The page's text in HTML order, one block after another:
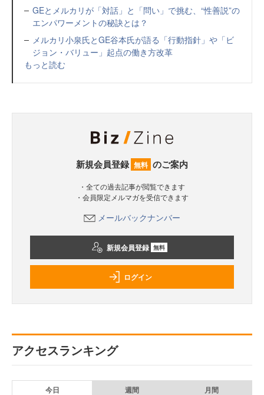
GEとメルカリが「対話」と「問い」で挑む、“性善説”の
エンパワーメントの秘訣とは？
メルカリ小泉氏とGE谷本氏が語る「行動指針」や「ビ
ジョン・バリュー」起点の働き方改革
もっと読む
新規会員登録 無料 のご案内
・全ての過去記事が閲覧できます
・会員限定メルマガを受信できます
メールバックナンバー
新規会員登録 無料
ログイン
アクセスランキング
今日 週間 月間